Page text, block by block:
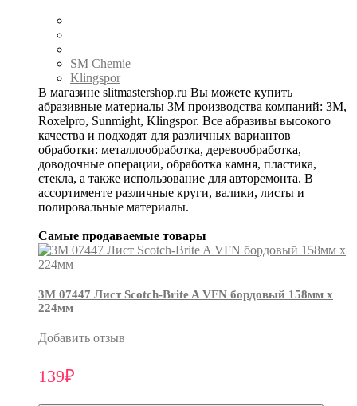
SM Chemie
Klingspor
В магазине slitmastershop.ru Вы можете купить
абразивные материалы 3М производства компаний: 3М,
Roxelpro, Sunmight, Klingspor. Все абразивы высокого
качества и подходят для различных вариантов
обработки: металлообработка, деревообработка,
доводочные операции, обработка камня, пластика,
стекла, а также использование для авторемонта. В
ассортименте различные круги, валики, листы и
полировальные материалы.
Самые продаваемые товары
3М 07447 Лист Scotch-Brite A VFN бордовый 158мм х
224мм
Добавить отзыв
139₽